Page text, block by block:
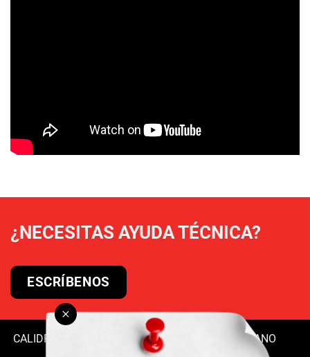
¿NECESITAS AYUDA TÉCNICA?
ESCRÍBENOS
CALIDRA PRODUCTOS CONTÁCTANO